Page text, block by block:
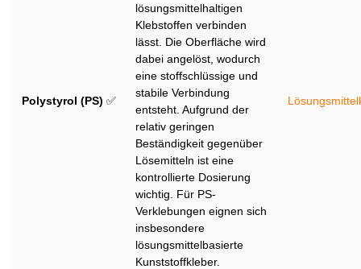
Polystyrol (PS) ✅
lösungsmittelhaltigen
Klebstoffen verbinden
lässt. Die Oberfläche wird
dabei angelöst, wodurch
eine stoffschlüssige und
stabile Verbindung
entsteht. Aufgrund der
relativ geringen
Beständigkeit gegenüber
Lösemitteln ist eine
kontrollierte Dosierung
wichtig. Für PS-
Verklebungen eignen sich
insbesondere
lösungsmittelbasierte
Kunststoffkleber.